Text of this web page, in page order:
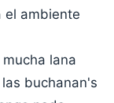
el ambiente
lana
buchanan's